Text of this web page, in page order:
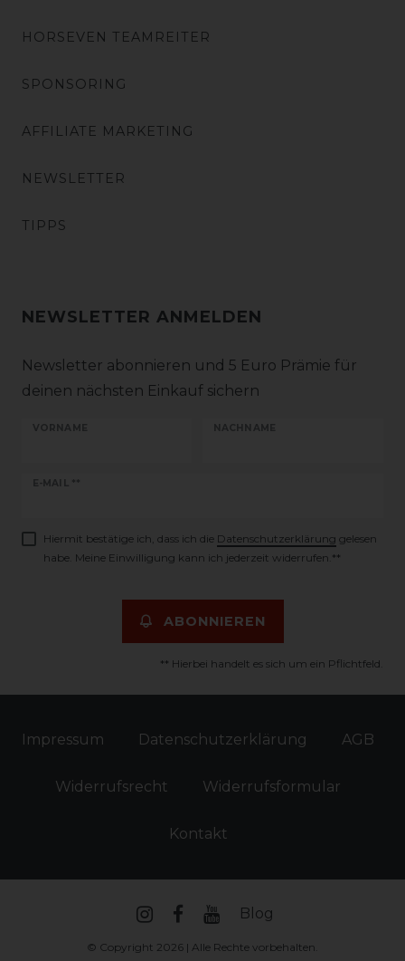
HORSEVEN TEAMREITER
SPONSORING
AFFILIATE MARKETING
NEWSLETTER
TIPPS
NEWSLETTER ANMELDEN
Newsletter abonnieren und 5 Euro Prämie für
deinen nächsten Einkauf sichern
VORNAME NACHNAME
E-MAIL **
Newsletter
Hiermit bestätige ich, dass ich die Daten­schutz­erklärung gelesen
habe. Meine Einwilligung kann ich jederzeit widerrufen.**
ABONNIEREN
** Hierbei handelt es sich um ein Pflichtfeld.
Impressum Daten­schutz­erklärung AGB
Widerrufs­recht Widerrufs­formular
Kontakt
Blog
© Copyright 2026 | Alle Rechte vorbehalten.